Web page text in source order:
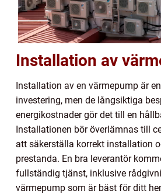
Installation av
Installation av en värmepump är
investering, men de långsiktiga
energikostnader gör det till en
Installationen bör överlämnas till
att säkerställa korrekt installation
prestanda. En bra leverantör
fullständig tjänst, inklusive
värmepump som är bäst för ditt